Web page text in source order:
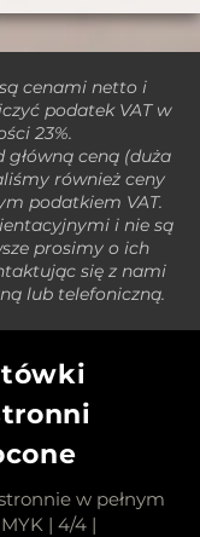
cenami netto i
podatek VAT w
23%.
główną ceną (duża
również ceny
podatkiem VAT.
i nie są
prosimy o ich
się z nami
lub telefoniczną.
w pełnym
| 4/4 |